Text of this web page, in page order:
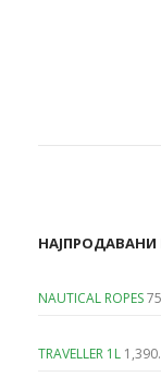
NAUTICAL ROPES
TRAVELLER 1L